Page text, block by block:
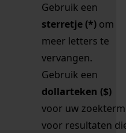
Gebruik een
sterretje (*) om
meer letters te
vervangen.
Gebruik een
dollarteken ($)
voor uw zoekterm
voor resultaten